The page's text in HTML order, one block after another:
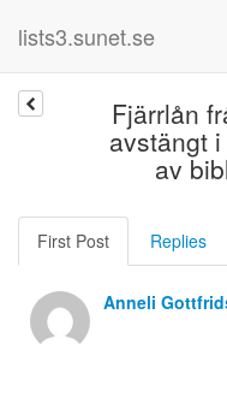
lists3.sunet.se
Fjärrlån
avstängt
av
First Post Replies
Anneli